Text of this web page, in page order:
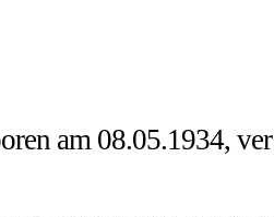
am 08.05.1934,